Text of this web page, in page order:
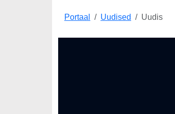
Portaal Uudised Uudis